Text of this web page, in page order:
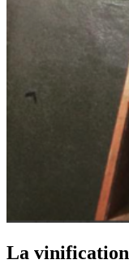
La vinification